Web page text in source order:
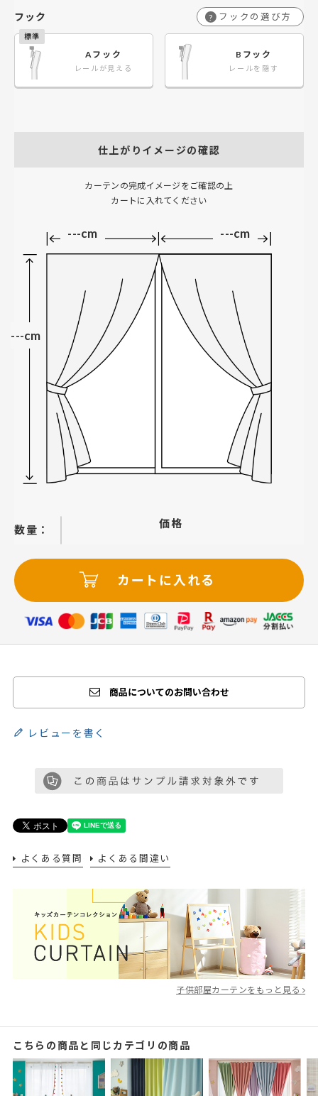
フック ? フックの選び方
Aフック
レールが見える
Bフック
レールを隠す
仕上がりイメージの確認
カーテンの完成イメージをご確認の上
カートに入れてください
---cm ---cm
---cm
価格
カートに入れる
商品についてのお問い合わせ
レビューを書く
よくある質問 よくある間違い
子供部屋カーテンをもっと見る
こちらの商品と同じカテゴリの商品